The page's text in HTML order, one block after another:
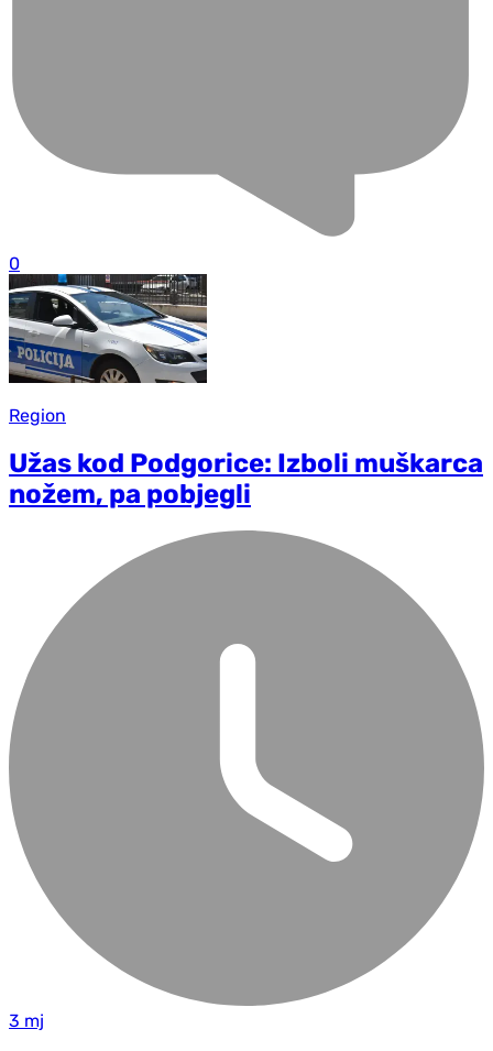
0
Region
Užas kod Podgorice: Izboli muškarca
nožem, pa pobjegli
3 mj